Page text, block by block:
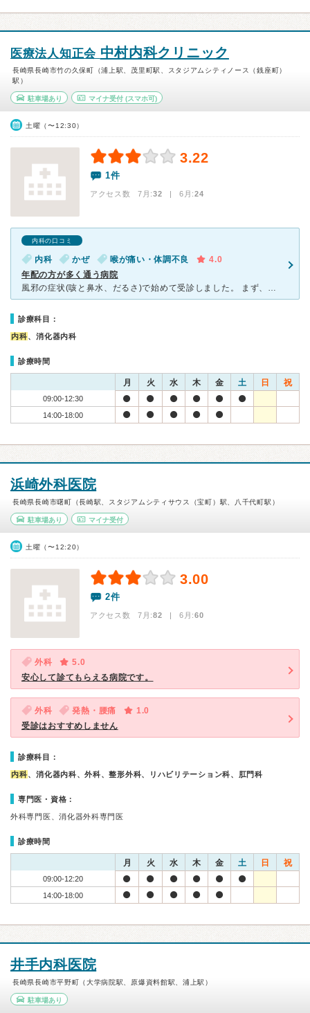
医療法人知正会 中村内科クリニック
長崎県長崎市竹の久保町（浦上駅、茂里町駅、スタジアムシティノース（銭座町）
駅）
駐車場あり マイナ受付(スマホ可)
土曜（〜12:30）
3.22
1件
アクセス数 7月:32 | 6月:24
内科の口コミ
内科 かぜ 喉が痛い・体調不良
4.0
年配の方が多く通う病院
風邪の症状(咳と鼻水、だるさ)で始めて受診しました。 まず、受付で症状を話すとマスクをくれて、二次感染予防は徹底されてました。 待合室はあまり広くなく、高齢の方が多いからか子供用の絵本などはあ
診療科目：
内科、消化器内科
診療時間
月 火 水 木 金 土 日 祝
09:00-12:30
14:00-18:00
浜崎外科医院
長崎県長崎市曙町（長崎駅、スタジアムシティサウス（宝町）駅、八千代町駅）
駐車場あり マイナ受付
土曜（〜12:20）
3.00
2件
アクセス数 7月:82 | 6月:60
外科
5.0
安心して診てもらえる病院です。
外科 発熱・腰痛
1.0
受診はおすすめしません
診療科目：
内科、消化器内科、外科、整形外科、リハビリテーション科、肛門科
専門医・資格：
外科専門医、消化器外科専門医
診療時間
月 火 水 木 金 土 日 祝
09:00-12:20
14:00-18:00
井手内科医院
長崎県長崎市平野町（大学病院駅、原爆資料館駅、浦上駅）
駐車場あり